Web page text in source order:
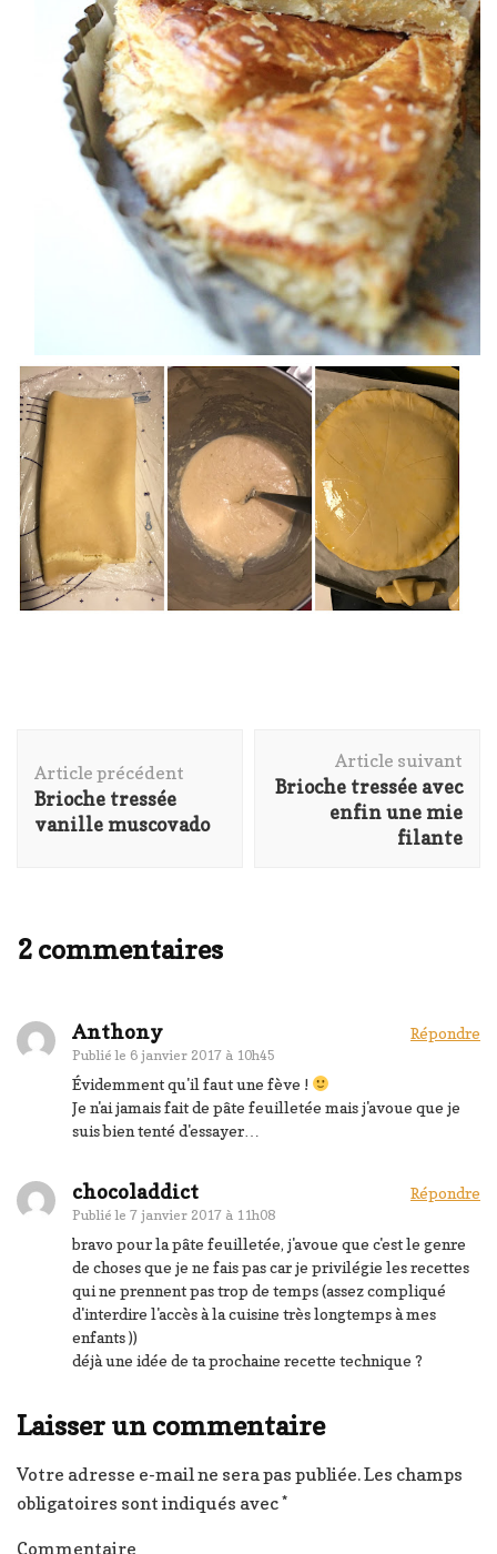
d'article
Article précédent
Brioche tressée
vanille muscovado
Article suivant
Brioche tressée avec
enfin une mie
filante
2 commentaires
Anthony
Publié le 6 janvier 2017 à 10h45
Répondre
Évidemment qu'il faut une fève !
Je n'ai jamais fait de pâte feuilletée mais j'avoue que je
suis bien tenté d'essayer…
chocoladdict
Publié le 7 janvier 2017 à 11h08
Répondre
bravo pour la pâte feuilletée, j'avoue que c'est le genre
de choses que je ne fais pas car je privilégie les recettes
qui ne prennent pas trop de temps (assez compliqué
d'interdire l'accès à la cuisine très longtemps à mes
enfants ))
déjà une idée de ta prochaine recette technique ?
Laisser un commentaire
Votre adresse e-mail ne sera pas publiée.Les champs
obligatoires sont indiqués avec*
Commentaire